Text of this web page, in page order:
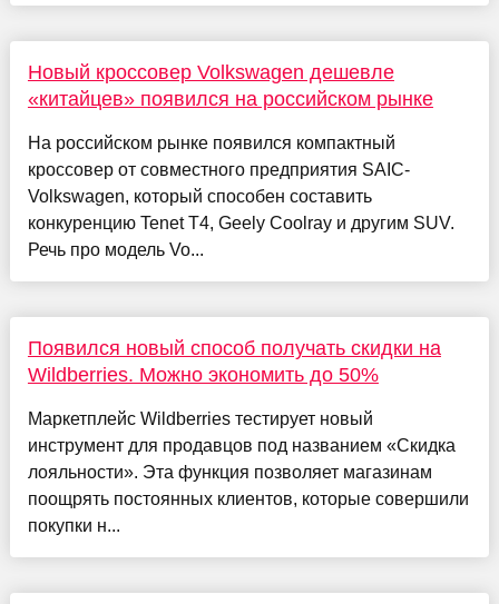
Новый кроссовер Volkswagen дешевле
«китайцев» появился на российском рынке
На российском рынке появился компактный
кроссовер от совместного предприятия SAIC-
Volkswagen, который способен составить
конкуренцию Tenet T4, Geely Coolray и другим SUV.
Речь про модель Vo...
Появился новый способ получать скидки на
Wildberries. Можно экономить до 50%
Маркетплейс Wildberries тестирует новый
инструмент для продавцов под названием «Скидка
лояльности». Эта функция позволяет магазинам
поощрять постоянных клиентов, которые совершили
покупки н...